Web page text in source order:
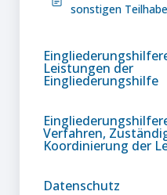
sonstigen
Leistungen der
Eingliederungshilfe
Verfahren,
Koordinierung der
Datenschutz